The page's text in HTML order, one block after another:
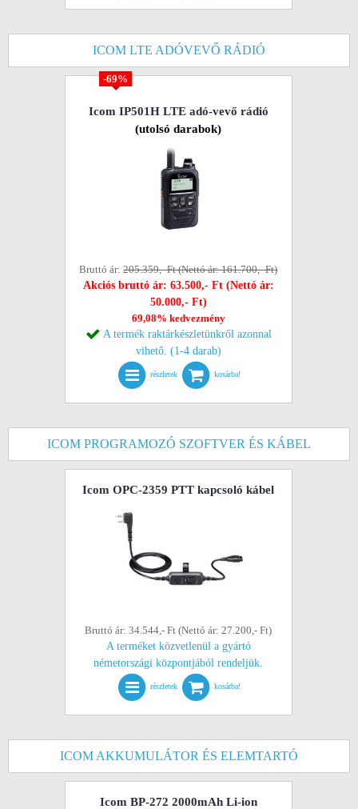
ICOM LTE ADÓVEVŐ RÁDIÓ
-69%
Icom IP501H LTE adó-vevő rádió
(utolsó darabok)
Bruttó ár:205.359,- Ft (Nettó ár: 161.700,- Ft)
Akciós bruttó ár: 63.500,- Ft (Nettó ár:
50.000,- Ft)
69,08% kedvezmény
A termék raktárkészletünkről azonnal
vihető. (1-4 darab)
részletek kosárba!
ICOM PROGRAMOZÓ SZOFTVER ÉS KÁBEL
Icom OPC-2359 PTT kapcsoló kábel
Bruttó ár: 34.544,- Ft (Nettó ár: 27.200,- Ft)
A terméket közvetlenül a gyártó
németországi központjából rendeljük.
részletek kosárba!
ICOM AKKUMULÁTOR ÉS ELEMTARTÓ
Icom BP-272 2000mAh Li-ion